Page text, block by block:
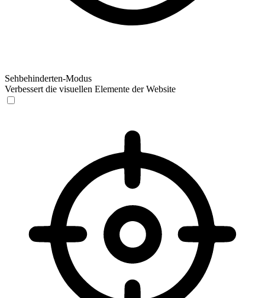
Sehbehinderten-Modus
Verbessert die visuellen Elemente der Website